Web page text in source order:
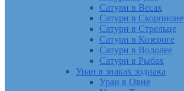
Сатурн в Весах
Сатурн в Скорпионе
Сатурн в Стрельце
Сатурн в Козероге
Сатурн в Водолее
Сатурн в Рыбах
Уран в знаках зодиака
Уран в Овне